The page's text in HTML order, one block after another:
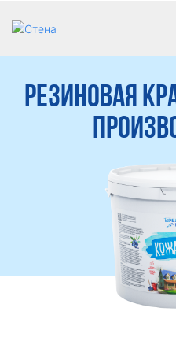
Резиновая